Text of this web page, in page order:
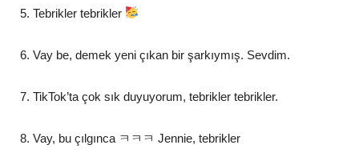
Tebrikler tebrikler
Vay be, demek yeni çıkan bir şarkıymış. Sevdim.
TikTok’ta çok sık duyuyorum, tebrikler tebrikler.
Vay, bu çılgınca ㅋㅋㅋ Jennie, tebrikler